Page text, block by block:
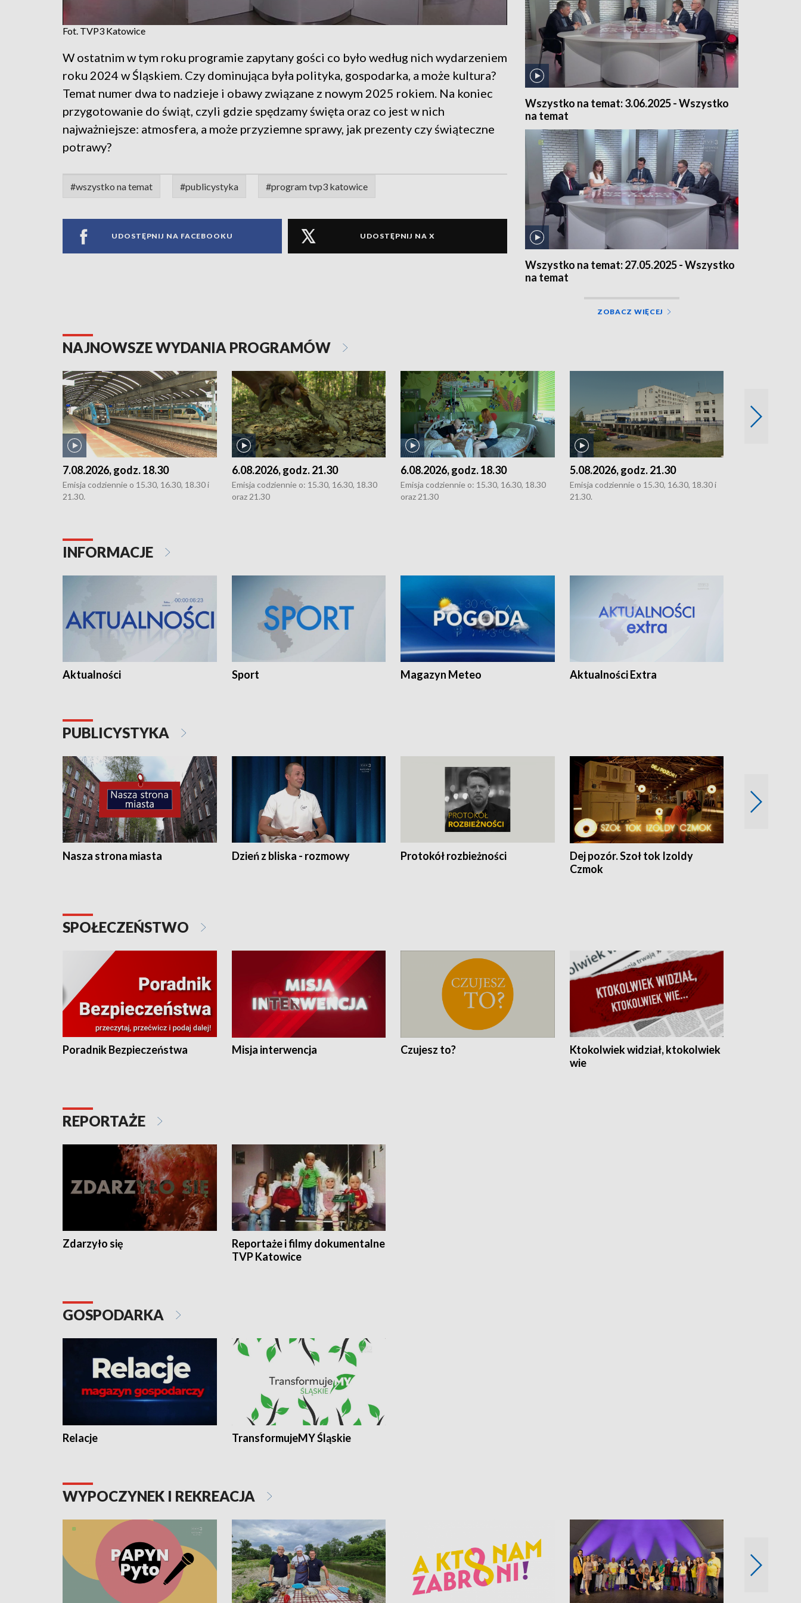
Fot. TVP3 Katowice
W ostatnim w tym roku programie zapytany gości co było według nich wydarzeniem
roku 2024 w Śląskiem. Czy dominująca była polityka, gospodarka, a może kultura?
Temat numer dwa to nadzieje i obawy związane z nowym 2025 rokiem. Na koniec
przygotowanie do świąt, czyli gdzie spędzamy święta oraz co jest w nich
najważniejsze: atmosfera, a może przyziemne sprawy, jak prezenty czy świąteczne
potrawy?
#wszystko na temat #publicystyka #program tvp3 katowice
UDOSTĘPNIJ NA FACEBOOKU UDOSTĘPNIJ NA X
Wszystko na temat: 3.06.2025 - Wszystko
na temat
Wszystko na temat: 27.05.2025 - Wszystko
na temat
ZOBACZ WIĘCEJ
NAJNOWSZE WYDANIA PROGRAMÓW
7.08.2026, godz. 18.30
Emisja codziennie o 15.30, 16.30, 18.30 i
21.30.
6.08.2026, godz. 21.30
Emisja codziennie o: 15.30, 16.30, 18.30
oraz 21.30
6.08.2026, godz. 18.30
Emisja codziennie o: 15.30, 16.30, 18.30
oraz 21.30
5.08.2026, godz. 21.30
Emisja codziennie o 15.30, 16.30, 18.30 i
21.30.
INFORMACJE
Aktualności Sport Magazyn Meteo Aktualności Extra
PUBLICYSTYKA
Nasza strona miasta Dzień z bliska - rozmowy Protokół rozbieżności
Dej pozór. Szoł tok Izoldy
Czmok
SPOŁECZEŃSTWO
Poradnik Bezpieczeństwa Misja interwencja Czujesz to?
Ktokolwiek widział, ktokolwiek
wie
REPORTAŻE
Zdarzyło się
Reportaże i filmy dokumentalne
TVP Katowice
GOSPODARKA
Relacje TransformujeMY Śląskie
WYPOCZYNEK I REKREACJA